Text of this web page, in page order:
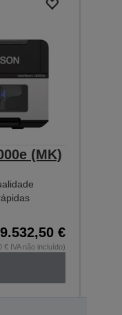
(MK)
9.532,50 €
€ IVA não incluído)